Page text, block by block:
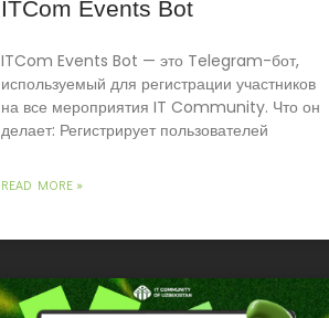
ITCom Events Bot
ITCom Events Bot — это Telegram-бот,
используемый для регистрации участников
на все мероприятия IT Community. Что он
делает: Регистрирует пользователей
READ MORE »